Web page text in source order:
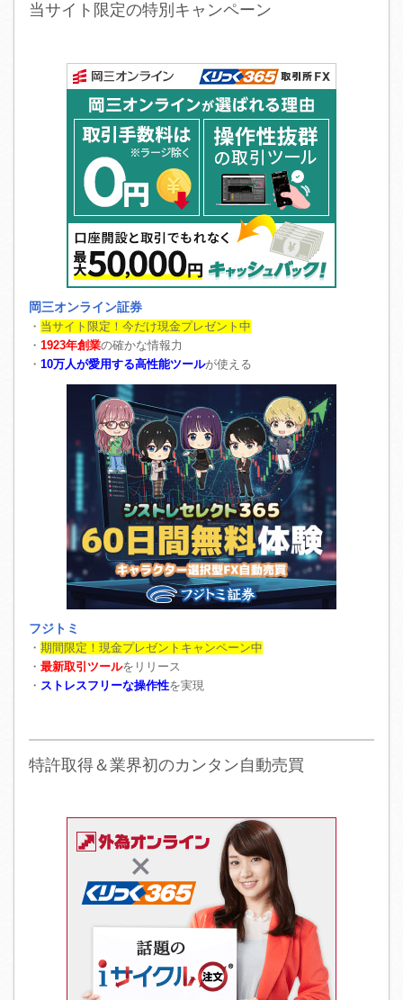
当サイト限定の特別キャンペーン
岡三オンライン証券
・ 当サイト限定！今だけ現金プレゼント中
・ 1923年創業の確かな情報力
・ 10万人が愛用する高性能ツールが使える
フジトミ
・ 期間限定！現金プレゼントキャンペーン中
・ 最新取引ツールをリリース
・ ストレスフリーな操作性を実現
特許取得＆業界初のカンタン自動売買